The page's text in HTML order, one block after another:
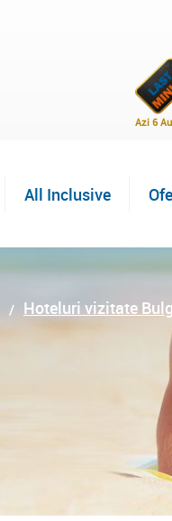
Azi 6
All Inclusive
Hoteluri vizitate